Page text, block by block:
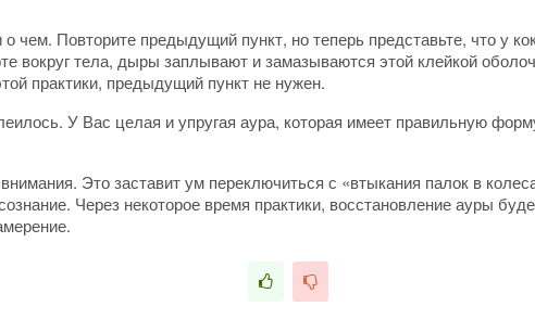
чем. Повторите предыдущий пункт, но теперь представьте, что у
вокруг тела, дыры заплывают и замазываются этой клейкой
практики, предыдущий пункт не нужен.
У Вас целая и упругая аура, которая имеет правильную
Это заставит ум переключиться с «втыкания палок в
Через некоторое время практики, восстановление ауры